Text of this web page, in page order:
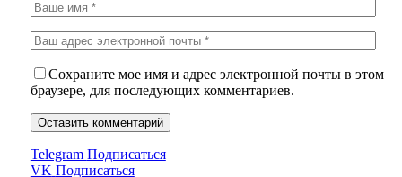
Сохраните мое имя и адрес электронной почты в этом
браузере, для последующих комментариев.
Telegram Подписаться
VK Подписаться